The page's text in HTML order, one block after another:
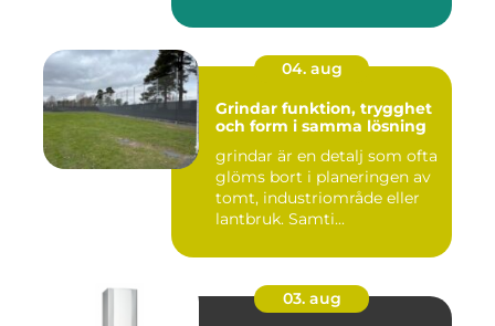
04. aug
Grindar funktion, trygghet
och form i samma lösning
grindar är en detalj som ofta
glöms bort i planeringen av
tomt, industriområde eller
lantbruk. Samti...
03. aug